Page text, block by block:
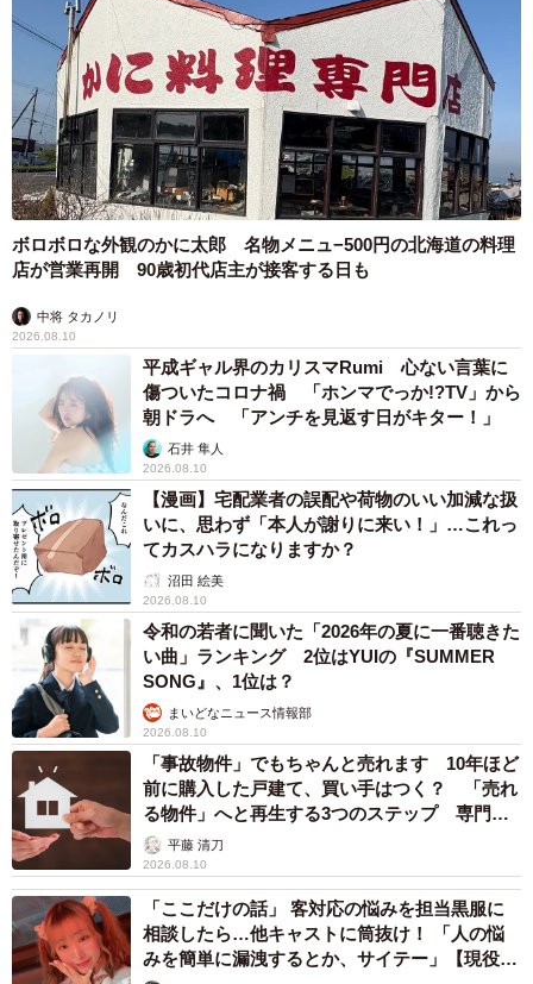
ボロボロな外観のかに太郎 名物メニュ−500円の北海道の料理
店が営業再開 90歳初代店主が接客する日も
中将 タカノリ
2026.08.10
平成ギャル界のカリスマRumi 心ない言葉に
傷ついたコロナ禍 「ホンマでっか!?TV」から
朝ドラへ 「アンチを見返す日がキター！」
石井 隼人
2026.08.10
【漫画】宅配業者の誤配や荷物のいい加減な扱
いに、思わず「本人が謝りに来い！」…これっ
てカスハラになりますか？
沼田 絵美
2026.08.10
令和の若者に聞いた「2026年の夏に一番聴きた
い曲」ランキング 2位はYUIの『SUMMER
SONG』、1位は？
まいどなニュース情報部
2026.08.10
「事故物件」でもちゃんと売れます 10年ほど
前に購入した戸建て、買い手はつく？ 「売れ
る物件」へと再生する3つのステップ 専門家
が解説平藤 清刀
2026.08.10
「ここだけの話」 客対応の悩みを担当黒服に
相談したら…他キャストに筒抜け！ 「人の悩
みを簡単に漏洩するとか、サイテー」【現役キ